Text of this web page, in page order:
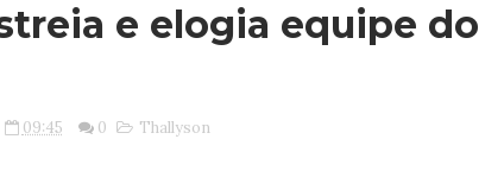
e elogia equipe do
09:45 0 Thallyson